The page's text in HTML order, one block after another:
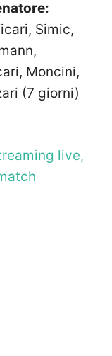
Simic,
Moncini,
(7 giorni)
live,